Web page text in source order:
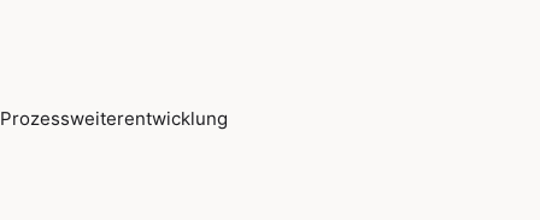
Prozessweiterentwicklung